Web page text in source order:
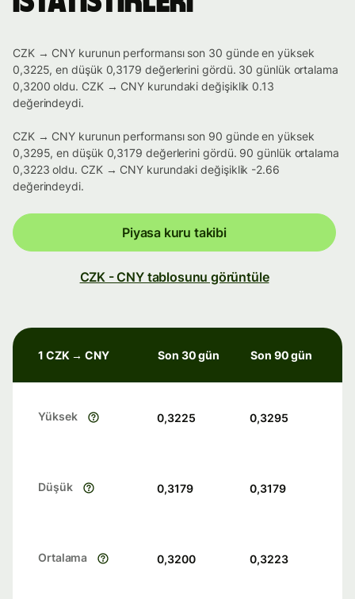
CZK → CNY kurunun performansı son 30 günde en yüksek
0,3225, en düşük 0,3179 değerlerini gördü. 30 günlük ortalama
0,3200 oldu. CZK → CNY kurundaki değişiklik 0.13
değerindeydi.
CZK → CNY kurunun performansı son 90 günde en yüksek
0,3295, en düşük 0,3179 değerlerini gördü. 90 günlük ortalama
0,3223 oldu. CZK → CNY kurundaki değişiklik -2.66
değerindeydi.
Piyasa kuru takibi
CZK - CNY tablosunu görüntüle
1 CZK → CNY Son 30 gün Son 90 gün
Yüksek 0,3225 0,3295
Düşük 0,3179 0,3179
Ortalama 0,3200 0,3223